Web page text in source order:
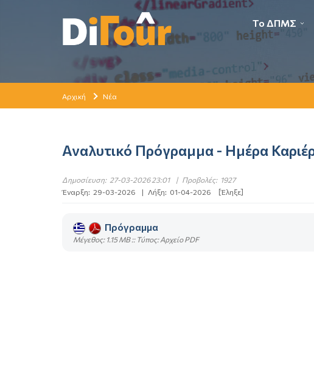
Το ΔΠΜΣ
Αρχική Νέα
Αναλυτικό Πρόγραμμα - Ημέρα
Δημοσίευση: 27-03-2026 23:01 | Προβολές: 1927
Έναρξη: 29-03-2026 | Λήξη: 01-04-2026 [Έληξε]
Πρόγραμμα
Mέγεθος: 1.15 MB :: Τύπος: Αρχείο PDF